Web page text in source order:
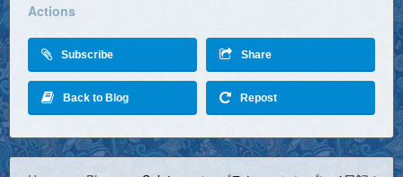
Actions
Subscribe Share
Back to Blog Repost